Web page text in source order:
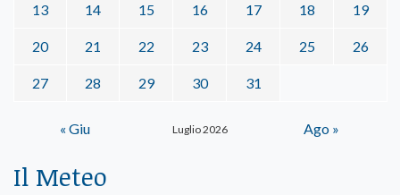
Luglio 2026
13 14 15 16 17 18 19
20 21 22 23 24 25 26
27 28 29 30 31
« Giu Ago »
Il Meteo